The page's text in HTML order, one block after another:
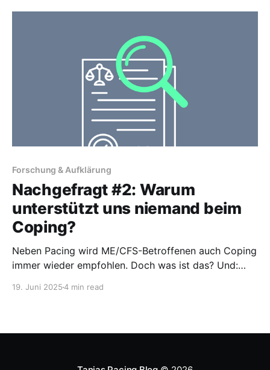
Das ist das traurige Ergebnis meiner Recherche bei
Forschung & Aufklärung
Nachgefragt #2: Warum
unterstützt uns niemand beim
Coping?
Neben Pacing wird ME/CFS-Betroffenen auch Coping
immer wieder empfohlen. Doch was ist das? Und:
19. Juni 20254 min read